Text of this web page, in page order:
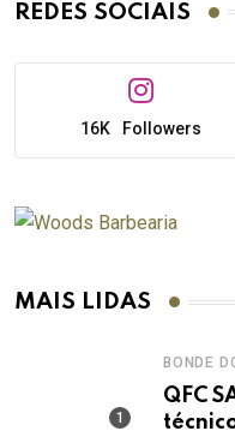
REDES SOCIAIS
16K Followers
MAIS LIDAS
BONDE
QFC